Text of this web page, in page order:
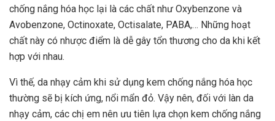
chống nắng hóa học lại là các chất như Oxybenzone và
Avobenzone, Octinoxate, Octisalate, PABA,… Những hoạt
chất này có nhược điểm là dễ gây tổn thương cho da khi kết
hợp với nhau.
Vì thế, da nhạy cảm khi sử dụng kem chống nắng hóa học
thường sẽ bị kích ứng, nổi mẩn đỏ. Vậy nên, đối với làn da
nhạy cảm, các chị em nên ưu tiên lựa chọn kem chống nắng